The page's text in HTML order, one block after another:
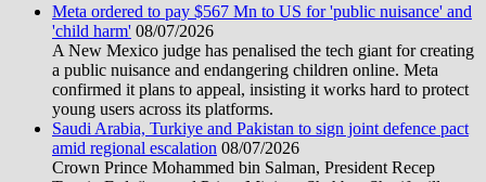
Meta ordered to pay $567 Mn to US for 'public nuisance' and
'child harm' 08/07/2026
A New Mexico judge has penalised the tech giant for creating
a public nuisance and endangering children online. Meta
confirmed it plans to appeal, insisting it works hard to protect
young users across its platforms.
Saudi Arabia, Turkiye and Pakistan to sign joint defence pact
amid regional escalation 08/07/2026
Crown Prince Mohammed bin Salman, President Recep